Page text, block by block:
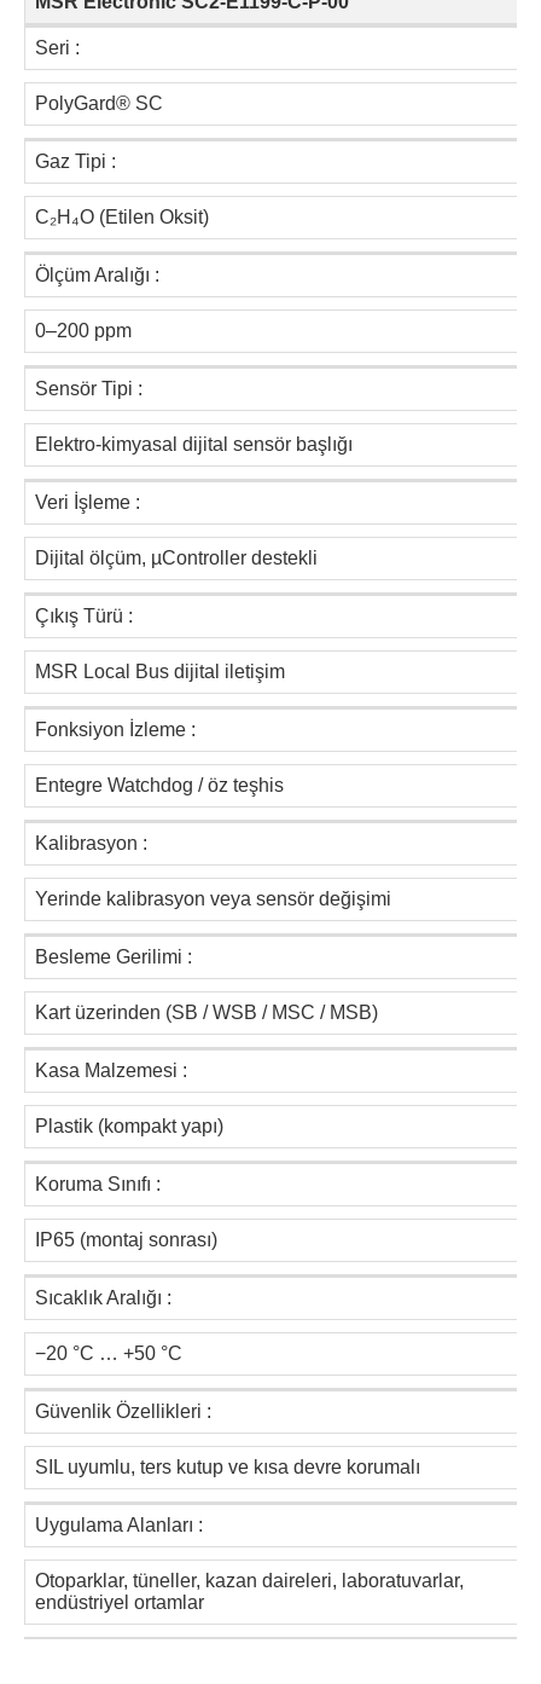
Seri :
PolyGard® SC
Gaz Tipi :
C₂H₄O (Etilen Oksit)
Ölçüm Aralığı :
0–200 ppm
Sensör Tipi :
Elektro-kimyasal dijital sensör başlığı
Veri İşleme :
Dijital ölçüm, µController destekli
Çıkış Türü :
MSR Local Bus dijital iletişim
Fonksiyon İzleme :
Entegre Watchdog / öz teşhis
Kalibrasyon :
Yerinde kalibrasyon veya sensör değişimi
Besleme Gerilimi :
Kart üzerinden (SB / WSB / MSC / MSB)
Kasa Malzemesi :
Plastik (kompakt yapı)
Koruma Sınıfı :
IP65 (montaj sonrası)
Sıcaklık Aralığı :
−20 °C … +50 °C
Güvenlik Özellikleri :
SIL uyumlu, ters kutup ve kısa devre korumalı
Uygulama Alanları :
Otoparklar, tüneller, kazan daireleri, laboratuvarlar,
endüstriyel ortamlar